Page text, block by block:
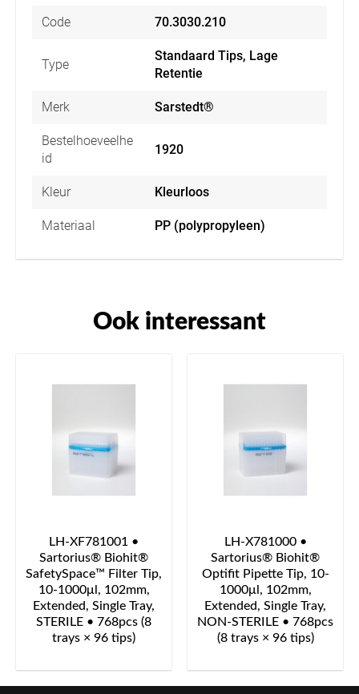
Code 70.3030.210
Type
Standaard Tips, Lage
Retentie
Merk Sarstedt®
Bestelhoeveelhe
id
1920
Kleur Kleurloos
Materiaal PP (polypropyleen)
Ook interessant
LH-XF781001 •
Sartorius® Biohit®
SafetySpace™ Filter Tip,
10-1000μl, 102mm,
Extended, Single Tray,
STERILE • 768pcs (8
trays × 96 tips)
LH-X781000 •
Sartorius® Biohit®
Optifit Pipette Tip, 10-
1000μl, 102mm,
Extended, Single Tray,
NON-STERILE • 768pcs
(8 trays × 96 tips)